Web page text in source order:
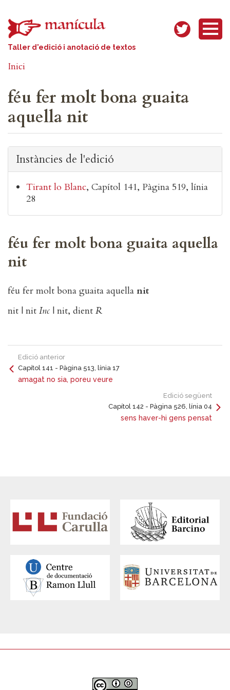
Taller d'edició i anotació de textos
Inici
féu fer molt bona guaita
aquella nit
Instàncies de l'edició
Tirant lo Blanc Capítol 141 Pàgina 519, línia
28
féu fer molt bona guaita aquella
nit
féu fer molt bona guaita aquella nit
nit | nit Inc | nit, dient R
Edició anterior
Capítol 141 - Pàgina 513, línia 17
amagat no sia, poreu veure
Edició següent
Capítol 142 - Pàgina 526, línia 04
sens haver-hi gens pensat